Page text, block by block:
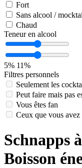
Fort
Sans alcool /
Chaud
Teneur en alcool
5% 11%
Filtres personnels
Seulement les
Peut faire mais pas
Vous êtes fan
Ceux que vous avez
Schnapps
Boisson